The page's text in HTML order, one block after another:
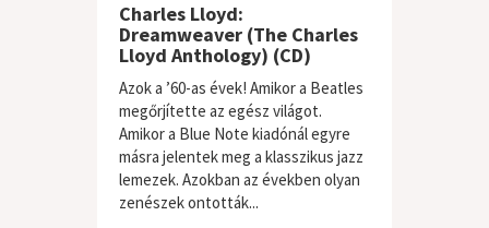
Charles Lloyd:
Dreamweaver (The Charles
Lloyd Anthology) (CD)
Azok a ’60-as évek! Amikor a Beatles
megőrjítette az egész világot.
Amikor a Blue Note kiadónál egyre
másra jelentek meg a klasszikus jazz
lemezek. Azokban az években olyan
zenészek ontották...